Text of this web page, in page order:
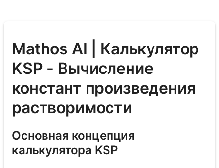
Mathos AI | Калькулятор
KSP - Вычисление
констант произведения
растворимости
Основная концепция
калькулятора KSP